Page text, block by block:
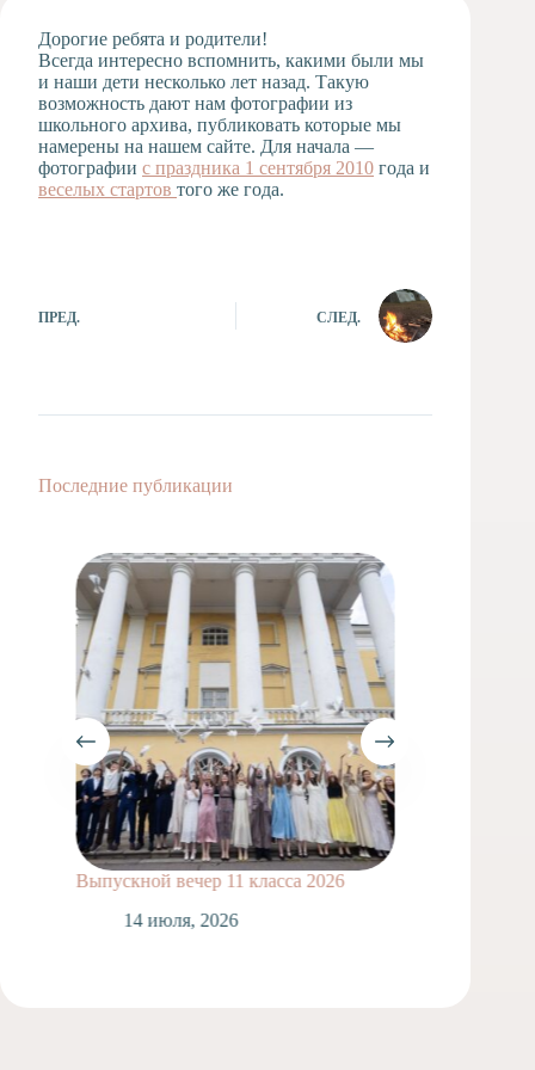
студия
Музыкальное
отделение
Психологическая
Служба
Тьюторская
Дорогие ребята и родители!
Всегда интересно вспомнить, какими были мы
и наши дети несколько лет назад. Такую
возможность дают нам фотографии из
школьного архива, публиковать которые мы
намерены на нашем сайте. Для начала —
фотографии с праздника 1 сентября 2010 года и
веселых стартов того же года.
ПРЕД. СЛЕД.
Последние публикации
Выпускной вечер 11 класса 2026
14 июля, 2026